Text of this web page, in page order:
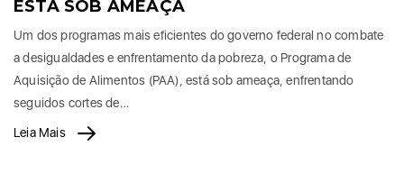
ESTÁ SOB AMEAÇA
Um dos programas mais eficientes do governo federal no combate
a desigualdades e enfrentamento da pobreza, o Programa de
Aquisição de Alimentos (PAA), está sob ameaça, enfrentando
seguidos cortes de…
Leia Mais